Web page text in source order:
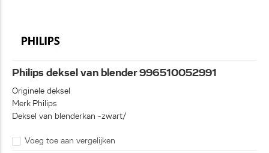
Philips deksel van blender 996510052991
Originele deksel
Merk Philips
Deksel van blenderkan -zwart/
Voeg toe aan vergelijken